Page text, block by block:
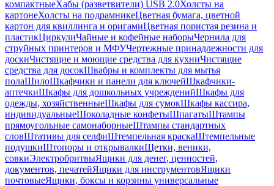
компактныеХабы (разветвители) USB 2.0Холсты на
картонеХолсты на подрамникеЦветная бумага, цветной
картон для квиллинга и оригамиЦветная пористая резина и
пластикЦиркулиЧайные и кофейные наборыЧернила для
струйных принтеров и МФУЧертежные принадлежности для
доскиЧистящие и моющие средства для кухниЧистящие
средства для досокШвабры и комплекты для мытья
полаШилоШкафчики и панели для ключейШкафчики-
аптечкиШкафы для дошкольных учрежденийШкафы для
одежды, хозяйственныеШкафы для сумокШкафы кассира,
индивидуальныеШоколадные конфетыШпагатыШтампы
прямоугольные самонаборныеШтампы стандартных
словШтативы для селфиШтемпельная краскаШтемпельные
подушкиШтопоры и открывалкиЩетки, веники,
совкиЭлектробритвыЯщики для денег, ценностей,
документов, печатейЯщики для инструментовЯщики
почтовыеЯщики, боксы и корзины универсальные